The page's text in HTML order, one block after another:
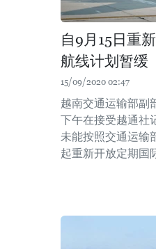
自9月15日重
航线计划暂缓
15/09/2020 02:47
越南交通运输部副
下午在接受越通社
未能按照交通运输
起重新开放定期国